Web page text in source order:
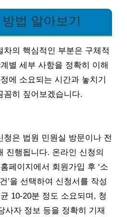
법 알아보기
차의 핵심적인 부분은 구체적
별 세부 사항을 정확히 이해
에 소요되는 시간과 놓치기
꼼히 짚어보겠습니다.
청은 법원 민원실 방문이나 전
진행됩니다. 온라인 신청의
페이지에서 회원가입 후 ‘소
’을 선택하여 신청서를 작성
10-20분 정도 소요되며, 청
사자 정보 등을 정확히 기재